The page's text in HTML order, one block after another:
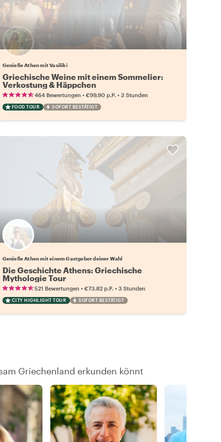
Genieße Athen mit Vasiliki
Griechische Weine mit einem Sommelier:
Verkostung & Häppchen
464 Bewertungen • €99.90 p.P.• 3 Stunden
FOOD TOUR SOFORT BESTÄTIGT
Genieße Athen mit einem Gastgeber deiner Wahl
Die Geschichte Athens: Griechische
Mythologie Tour
521 Bewertungen • €73.82 p.P.• 3 Stunden
CITY HIGHLIGHT TOUR SOFORT BESTÄTIGT
Griechenland erkunden könnt